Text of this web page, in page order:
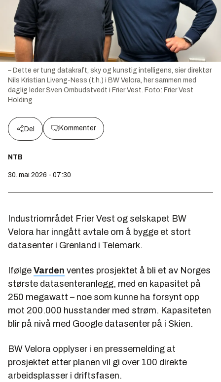
– Dette er tung datakraft, sky og kunstig intelligens, sier direktør
Nils Kristian Liveng-Ness (t.h.) i BW Velora, her sammen med
daglig leder Sven Ombudstvedt i Frier Vest. Foto: Frier Vest
Holding
Del Kommenter
NTB
30. mai 2026 - 07:30
Industriområdet Frier Vest og selskapet BW
Velora har inngått avtale om å bygge et stort
datasenter i Grenland i Telemark.
Ifølge Varden ventes prosjektet å bli et av Norges
største datasenteranlegg, med en kapasitet på
250 megawatt – noe som kunne ha forsynt opp
mot 200.000 husstander med strøm. Kapasiteten
blir på nivå med Google datasenter på i Skien.
BW Velora opplyser i en pressemelding at
prosjektet etter planen vil gi over 100 direkte
arbeidsplasser i driftsfasen.